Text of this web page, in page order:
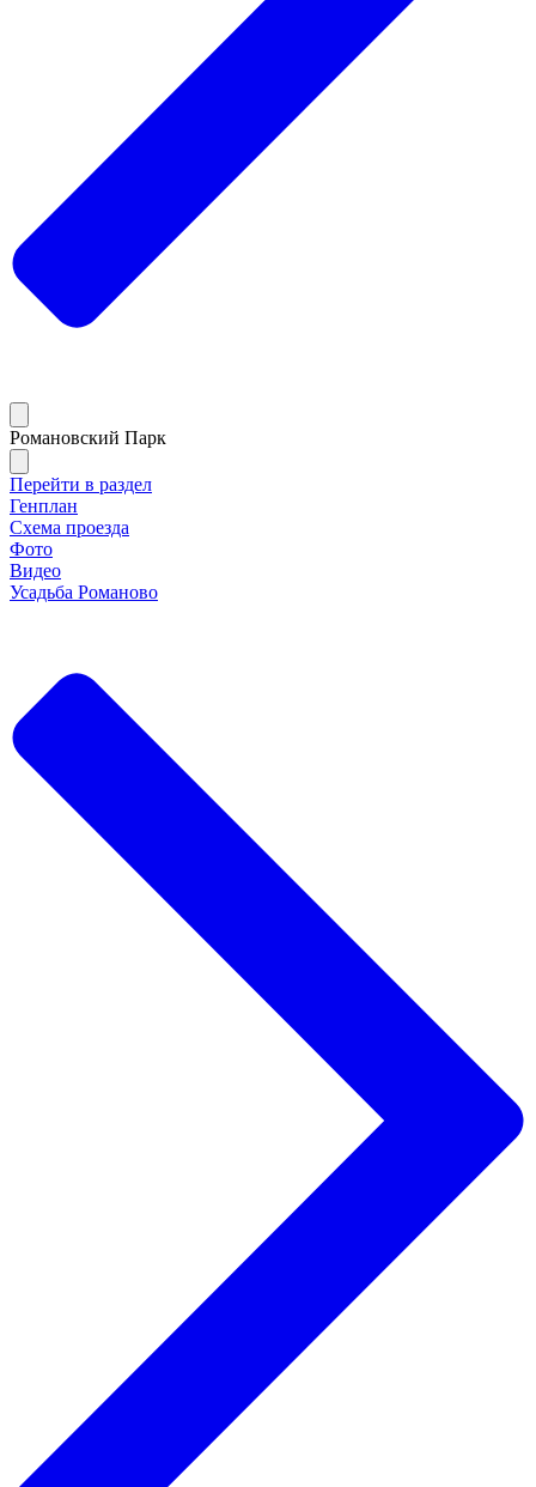
Романовский Парк
Перейти в раздел
Генплан
Схема проезда
Фото
Видео
Усадьба Романово